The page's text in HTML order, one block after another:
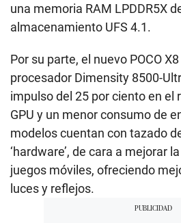
una memoria RAM LPDDR5X
almacenamiento UFS 4.1.
Por su parte, el nuevo POCO
procesador Dimensity 8500-
impulso del 25 por ciento en el
GPU y un menor consumo de
modelos cuentan con tazado
‘hardware’, de cara a mejorar
juegos móviles, ofreciendo
luces y reflejos.